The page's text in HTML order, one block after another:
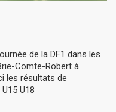
de la DF1 dans les
Comte-Robert à
les résultats de
U18